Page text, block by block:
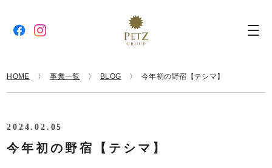
HOME 事業一覧 BLOG 今年初の野宿【テシマ】
2024.02.05
今年初の野宿【テシマ】